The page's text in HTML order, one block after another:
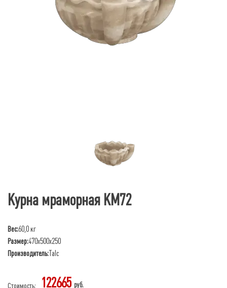
Курна мраморная КМ72
Вес:60,0 кг
Размер:470х500х250
Производитель: Talc
Стоимость: 122665 руб.